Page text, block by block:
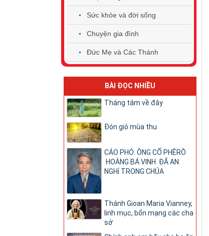
Sức khỏe và đời sống
Chuyện gia đình
Đức Mẹ và Các Thánh
BÀI ĐỌC NHIỀU
Tháng tám về đây
Đón gió mùa thu
CÁO PHÓ: ÔNG CỐ PHÊRÔ
HOÀNG BÁ VINH ĐÃ AN
NGHỉ TRONG CHÚA
Thánh Gioan Maria Vianney,
linh mục, bổn mạng các cha
sở